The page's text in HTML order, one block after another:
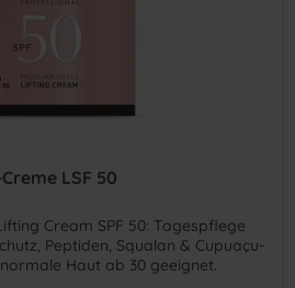
LSF 50
Cream SPF 50: Tagespflege
Peptiden, Squalan & Cupuaçu-
Haut ab 30 geeignet.